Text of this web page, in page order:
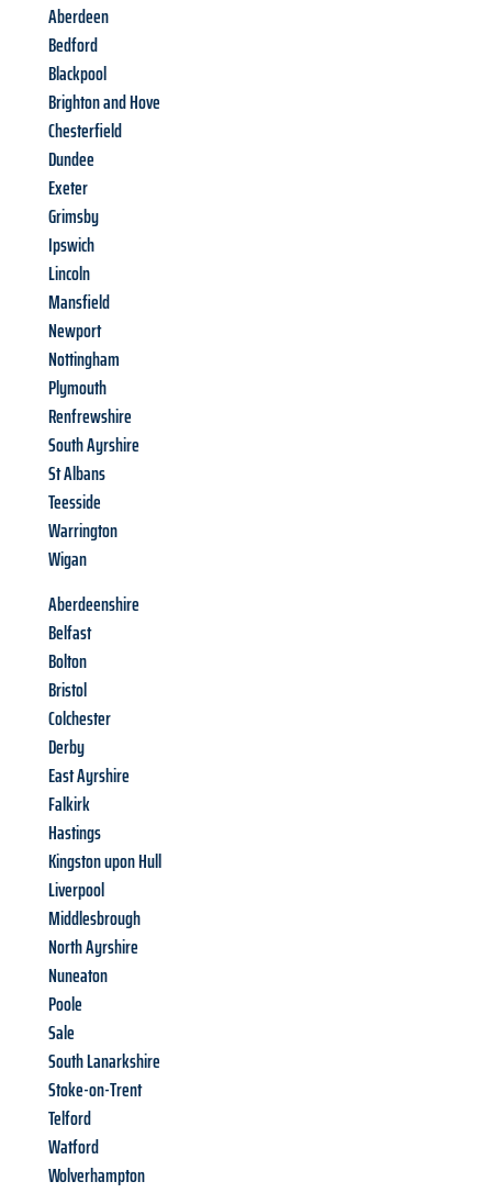
Aberdeen
Bedford
Blackpool
Brighton and Hove
Chesterfield
Dundee
Exeter
Grimsby
Ipswich
Lincoln
Mansfield
Newport
Nottingham
Plymouth
Renfrewshire
South Ayrshire
St Albans
Teesside
Warrington
Wigan
Aberdeenshire
Belfast
Bolton
Bristol
Colchester
Derby
East Ayrshire
Falkirk
Hastings
Kingston upon Hull
Liverpool
Middlesbrough
North Ayrshire
Nuneaton
Poole
Sale
South Lanarkshire
Stoke-on-Trent
Telford
Watford
Wolverhampton